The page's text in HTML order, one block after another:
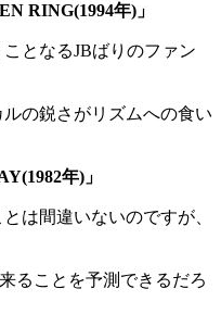
RING(1994年)」
となるJBばりのファン
鋭さがリズムへの食い
年)」
は間違いないのですが、
ことを予測できるだろ